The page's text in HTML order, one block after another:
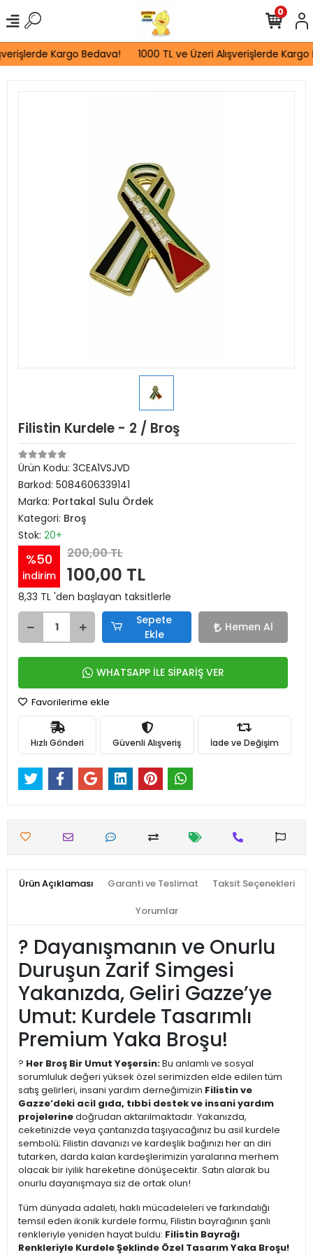
Kargo Bedava! 1000 TL ve Üzeri Alışverişlerde Kargo
0
Filistin Kurdele - 2 / Broş
Ürün Kodu: 3CEA1VSJVD
Barkod: 5084606339141
Marka: Portakal Sulu Ördek
Kategori: Broş
Stok: 20+
%50
indirim
200,00 TL
100,00 TL
8,33 TL 'den başlayan taksitlerle
Sepete
Ekle
Hemen Al
WHATSAPP İLE SİPARİŞ VER
Favorilerime ekle
Hızlı Gönderi Güvenli Alışveriş İade ve Değişim
Ürün Açıklaması Garanti ve Teslimat Taksit Seçenekleri
Yorumlar
? Dayanışmanın ve Onurlu
Duruşun Zarif Simgesi
Yakanızda, Geliri Gazze’ye
Umut: Kurdele Tasarımlı
Premium Yaka Broşu!
? Her Broş Bir Umut Yeşersin:Bu anlamlı ve sosyal
sorumluluk değeri yüksek özel serimizden elde edilen tüm
satış gelirleri, insani yardım derneğimizin Filistin ve
Gazze’deki acil gıda, tıbbi destek ve insani yardım
projelerinedoğrudan aktarılmaktadır. Yakanızda,
ceketinizde veya çantanızda taşıyacağınız bu asil kurdele
sembolü; Filistin davanızı ve kardeşlik bağınızı her an diri
tutarken, darda kalan kardeşlerimizin yaralarına merhem
olacak bir iyilik hareketine dönüşecektir. Satın alarak bu
onurlu dayanışmaya siz de ortak olun!
Tüm dünyada adaleti, haklı mücadeleleri ve farkındalığı
temsil eden ikonik kurdele formu, Filistin bayrağının şanlı
renkleriyle yeniden hayat buldu: Filistin Bayrağı
Renkleriyle Kurdele Şeklinde Özel Tasarım Yaka Broşu!